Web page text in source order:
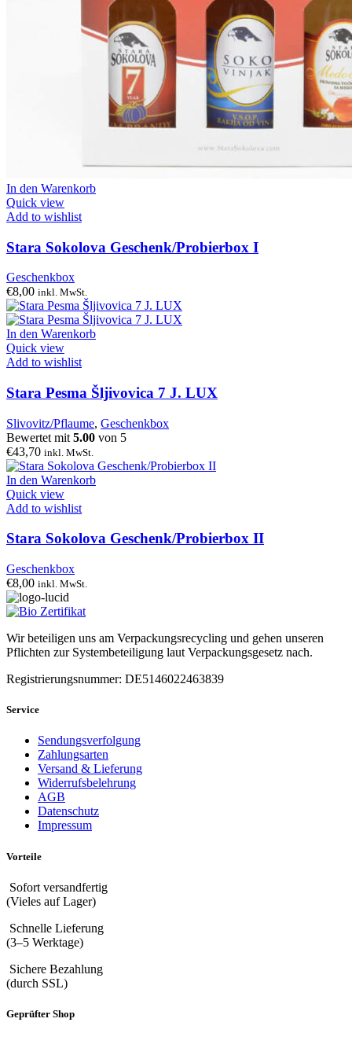
In den Warenkorb
Quick view
Add to wishlist
Stara Sokolova Geschenk/Probierbox I
Geschenkbox
€8,00 inkl. MwSt.
In den Warenkorb
Quick view
Add to wishlist
Stara Pesma Šljivovica 7 J. LUX
Slivovitz/Pflaume, Geschenkbox
Bewertet mit 5.00 von 5
€43,70 inkl. MwSt.
In den Warenkorb
Quick view
Add to wishlist
Stara Sokolova Geschenk/Probierbox II
Geschenkbox
€8,00 inkl. MwSt.
Wir beteiligen uns am Verpackungsrecycling und gehen unseren
Pflichten zur Systembeteiligung laut Verpackungsgesetz nach.
Registrierungsnummer: DE5146022463839
Service
Sendungsverfolgung
Zahlungsarten
Versand & Lieferung
Widerrufsbelehrung
AGB
Datenschutz
Impressum
Vorteile
Sofort versandfertig
(Vieles auf Lager)
Schnelle Lieferung
(3–5 Werktage)
Sichere Bezahlung
(durch SSL)
Geprüfter Shop